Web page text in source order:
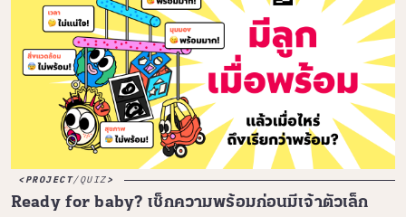
PROJECT/QUIZ
Ready for baby? เช็กความพร้อมก่อนมีเจ้าตัวเล็ก